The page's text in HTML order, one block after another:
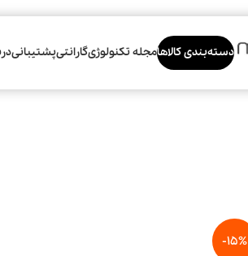
دسته‌بندی کالاهامجله تکنولوژیگارانتیپشتیبانی
-15%